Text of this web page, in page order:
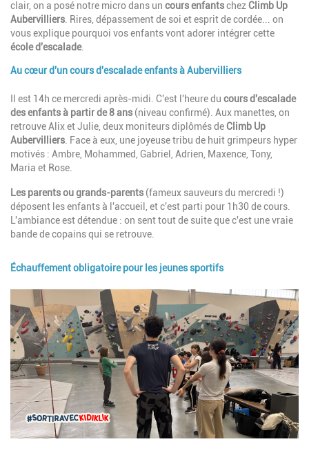
clair, on a posé notre micro dans un cours enfantschezClimb Up
Aubervilliers . Rires, dépassement de soi et esprit de cordée... on
vous explique pourquoi vos enfants vont adorer intégrer cette
école d'escalade.
Paragraphes
Au cœur d'un cours d'escalade enfants à Aubervilliers
Description
Il est 14h ce mercredi après-midi. C'est l'heure du cours d'escalade
des enfants à partir de 8 ans (niveau confirmé). Aux manettes, on
retrouve Alix et Julie, deux moniteurs diplômés deClimb Up
Aubervilliers . Face à eux, une joyeuse tribu de huit grimpeurs hyper
motivés : Ambre, Mohammed, Gabriel, Adrien, Maxence, Tony,
Maria et Rose.
Les parents ou grands-parents (fameux sauveurs du mercredi !)
déposent les enfants à l'accueil, et c'est parti pour 1h30 de cours.
L'ambiance est détendue : on sent tout de suite que c'est une vraie
bande de copains qui se retrouve.
Échauffement obligatoire pour les jeunes sportifs
Image